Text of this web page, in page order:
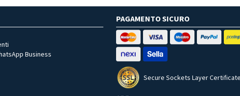
Business
PAGAMENTO SICURO
Secure Sockets Layer